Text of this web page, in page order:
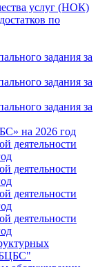
услуг (НОК)
по
задания за
задания за
задания за
на 2026 год
деятельности
деятельности
деятельности
деятельности